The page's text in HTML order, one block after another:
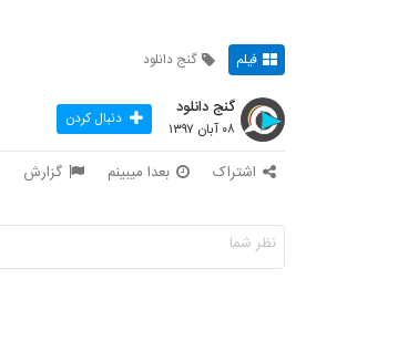
فیلم گنج دانلود
گنج دانلود
۰۸ آبان ۱۳۹۷ دنبال کردن
اشتراک بعدا میبینم گزارش